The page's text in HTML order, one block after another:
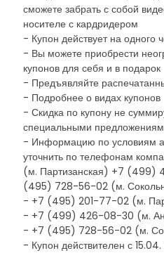
сможете забрать с собой
носителе с кардридером
- Купон действует на одного
- Вы можете приобрести
купонов для себя и в подарок
- Предъявляйте
- Подробнее о видах купонов
- Скидка по купону не
специальными
- Информацию по условиям
уточнить по телефонам
(м. Партизанская) +7
(495) 728-56-02 (м.
- +7 (495) 201-77-02 (м.
- +7 (499) 426-08-30 (м.
- +7 (495) 728-56-02 (м.
- Купон действителен с 15.04.